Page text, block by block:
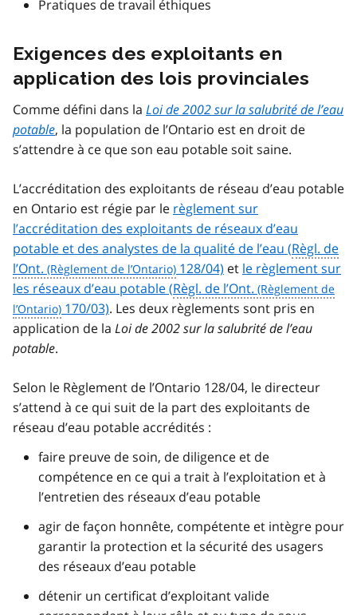
Pratiques de travail éthiques
Exigences des exploitants en
application des lois provinciales
Comme défini dans la Loi de 2002 sur la salubrité de l’eau
potable, la population de l’Ontario est en droit de
s’attendre à ce que son eau potable soit saine.
L’accréditation des exploitants de réseau d’eau potable
en Ontario est régie par le règlement sur
l’accréditation des exploitants de réseaux d’eau
potable et des analystes de la qualité de l’eau (Règl. de
l’Ont.
128/04) et le règlement sur
les réseaux d’eau potable (Règl. de l’Ont.
170/03). Les deux règlements sont pris en
application de la Loi de 2002 sur la salubrité de l’eau
potable.
Selon le Règlement de l’Ontario 128/04, le directeur
s’attend à ce qui suit de la part des exploitants de
réseau d’eau potable accrédités :
faire preuve de soin, de diligence et de
compétence en ce qui a trait à l’exploitation et à
l’entretien des réseaux d’eau potable
agir de façon honnête, compétente et intègre pour
garantir la protection et la sécurité des usagers
des réseaux d’eau potable
détenir un certificat d’exploitant valide